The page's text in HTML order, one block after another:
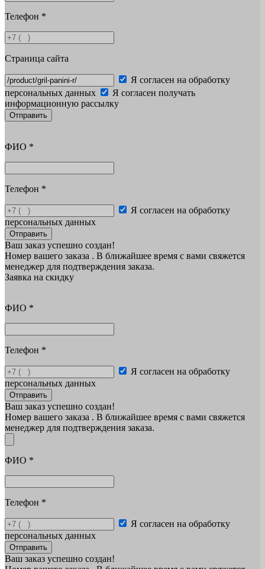
Телефон *
Страница сайта
Я согласен на обработку
персональных данных
Я согласен получать
информационную рассылку
Отправить
ФИО *
Телефон *
Я согласен на обработку
персональных данных
Отправить
Ваш заказ успешно создан!
Номер вашего заказа . В ближайшее время с вами свяжется
менеджер для подтверждения заказа.
Заявка на скидку
ФИО *
Телефон *
Я согласен на обработку
персональных данных
Отправить
Ваш заказ успешно создан!
Номер вашего заказа . В ближайшее время с вами свяжется
менеджер для подтверждения заказа.
ФИО *
Телефон *
Я согласен на обработку
персональных данных
Отправить
Ваш заказ успешно создан!